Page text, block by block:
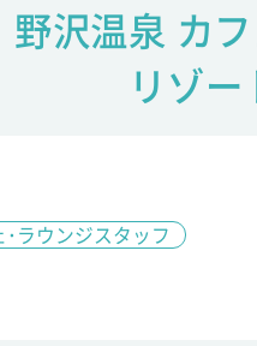
野沢温泉 カ
リゾ
･ラウンジスタッフ